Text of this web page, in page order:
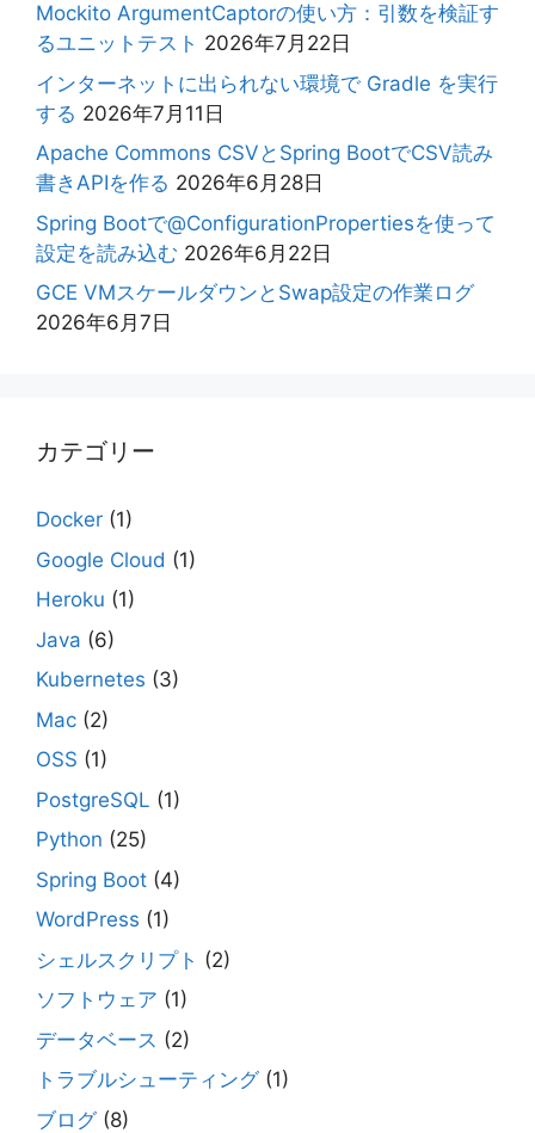
Mockito ArgumentCaptorの使い方：引数を検証す
るユニットテスト 2026年7月22日
インターネットに出られない環境で Gradle を実行
する 2026年7月11日
Apache Commons CSVとSpring BootでCSV読み
書きAPIを作る 2026年6月28日
Spring Bootで@ConfigurationPropertiesを使って
設定を読み込む 2026年6月22日
GCE VMスケールダウンとSwap設定の作業ログ
2026年6月7日
カテゴリー
Docker (1)
Google Cloud (1)
Heroku (1)
Java (6)
Kubernetes (3)
Mac (2)
OSS (1)
PostgreSQL (1)
Python (25)
Spring Boot (4)
WordPress (1)
シェルスクリプト (2)
ソフトウェア (1)
データベース (2)
トラブルシューティング(1)
ブログ(8)